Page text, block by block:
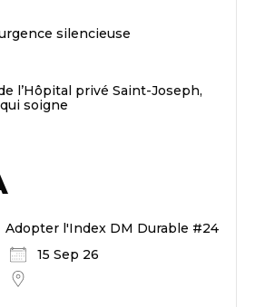
silencieuse
l’Hôpital privé Saint-Joseph,
soigne
Adopter l'Index DM Durable #24
15 Sep 26